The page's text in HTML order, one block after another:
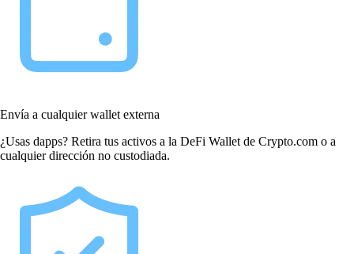
Envía a cualquier wallet externa
¿Usas dapps? Retira tus activos a la DeFi Wallet de Crypto.com o a
cualquier dirección no custodiada.